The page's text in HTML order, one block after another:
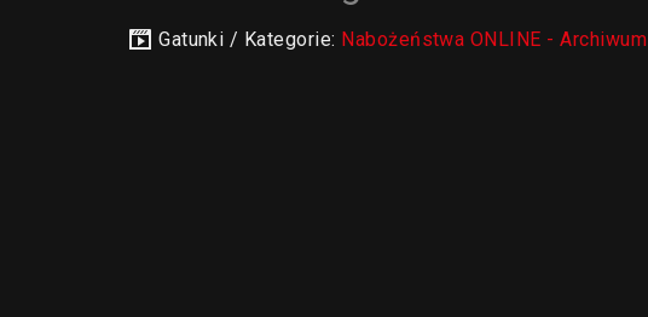
Gatunki / Kategorie: Nabożeństwa ONLINE - Archiwum